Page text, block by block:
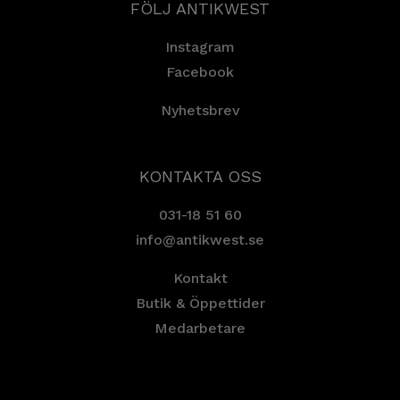
FÖLJ ANTIKWEST
Instagram
Facebook
Nyhetsbrev
KONTAKTA OSS
031-18 51 60
info@antikwest.se
Kontakt
Butik & Öppettider
Medarbetare